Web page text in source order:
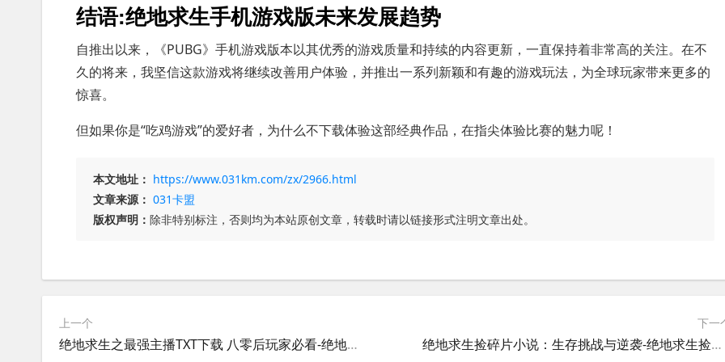
结语:绝地求生手机游戏版未来发展趋势
自推出以来，《PUBG》手机游戏版本以其优秀的游戏质量和持续的内容更新，一直保持着非常高的关注。在不
久的将来，我坚信这款游戏将继续改善用户体验，并推出一系列新颖和有趣的游戏玩法，为全球玩家带来更多的
惊喜。
但如果你是“吃鸡游戏”的爱好者，为什么不下载体验这部经典作品，在指尖体验比赛的魅力呢！
本文地址： https://www.031km.com/zx/2966.html
文章来源： 031卡盟
版权声明： 除非特别标注，否则均为本站原创文章，转载时请以链接形式注明文章出处。
上一个
绝地求生之最强主播TXT下载 八零后玩家必看-绝地求生游戏主播经验分享TXT八零后适用
下一
绝地求生捡碎片小说：生存挑战与逆袭-绝地求生捡碎片小说中的生存策略解析